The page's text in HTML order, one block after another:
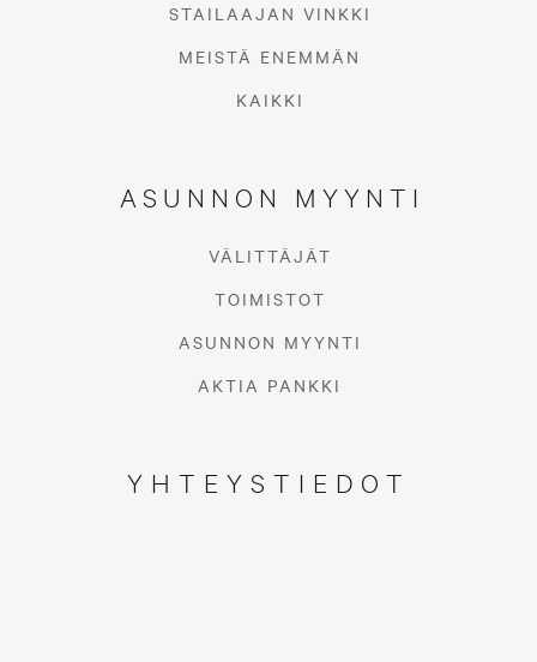
STAILAAJAN VINKKI
MEISTÄ ENEMMÄN
KAIKKI
ASUNNON MYYNTI
VÄLITTÄJÄT
TOIMISTOT
ASUNNON MYYNTI
AKTIA PANKKI
YHTEYSTIEDOT